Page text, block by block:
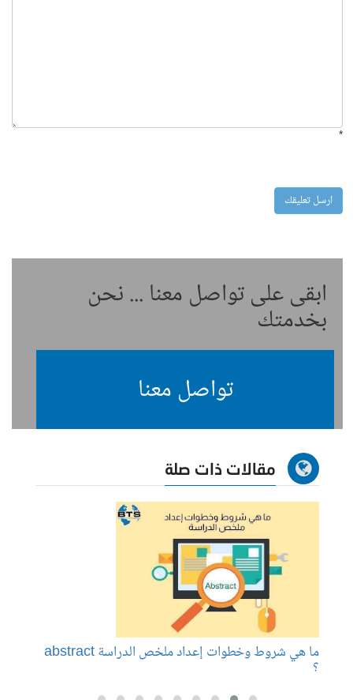
*
ابقى على تواصل معنا ... نحن
بخدمتك
تواصل معنا
مقالات ذات صلة
ما هي شروط وخطوات إعداد ملخص الدراسة abstract
؟